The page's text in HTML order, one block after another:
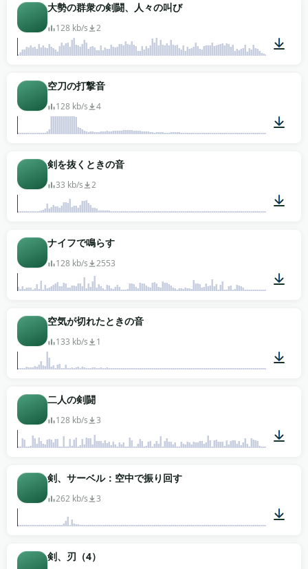
大勢の群衆の剣闘、人々の叫び
128 kb/s 2
空刀の打撃音
128 kb/s 4
剣を抜くときの音
33 kb/s 2
ナイフで鳴らす
128 kb/s 2553
空気が切れたときの音
133 kb/s 1
二人の剣闘
128 kb/s 3
剣、サーベル：空中で振り回す
262 kb/s 3
剣、刃（4）